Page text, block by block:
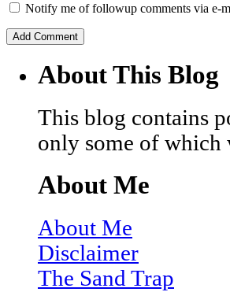
Notify me of followup comments via e-
About This Blog
This blog contains
only some of which
About Me
About Me
Disclaimer
The Sand Trap